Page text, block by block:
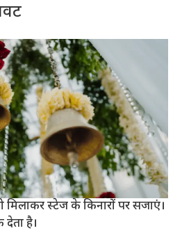
स्टेज के किनारों पर सजाएं।
है।